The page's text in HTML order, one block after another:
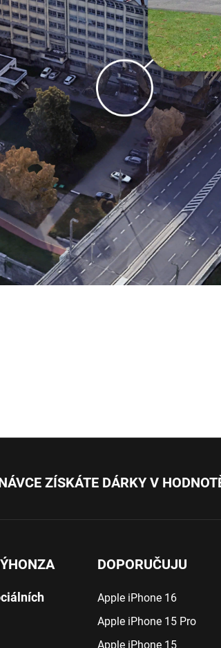
ZÍSKÁTE DÁRKY V
DOPORUČUJU
Apple iPhone 16
Apple iPhone 15 Pro
Apple iPhone 15